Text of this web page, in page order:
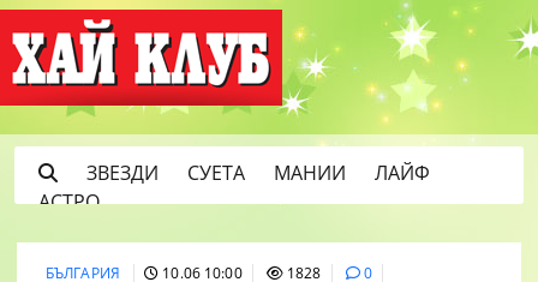
ЗВЕЗДИ СУЕТА МАНИИ
ЛАЙФ
АСТРО
БЪЛГАРИЯ 10.06 10:00 1828 0